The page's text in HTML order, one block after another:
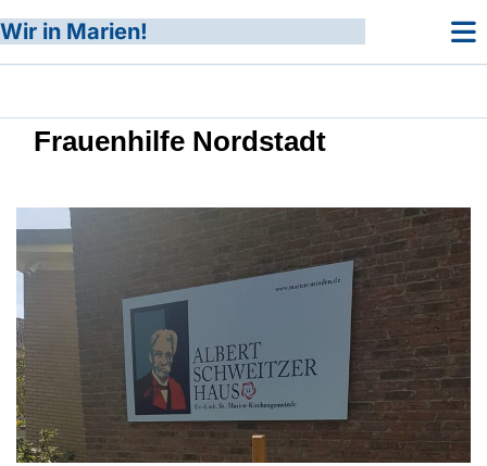
Wir in Marien!
Frauenhilfe Nordstadt